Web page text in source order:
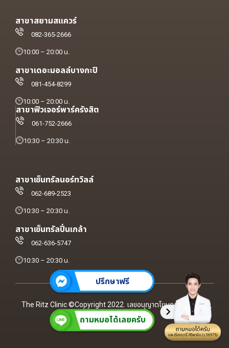
สาขาสยามสแควร์
082-365-2666
10:00 – 20:00 น.
สาขาเดอะมอลล์บางกะปิ
081-454-8299
10:00 – 20:00 น.
สาขาฟิวเจอร์พาร์ครังสิต
061-752-2666
10:30 – 20:30 น.
สาขาเซ็นทรัลนอร์ทวิลล์
062-689-2523
10:30 – 20:30 น.
สาขาเซ็นทรัลปิ่นเกล้า
062-636-5747
10:30 – 20:30 น.
The Ritz Clinic ©Copyright 2022. เลขอนุญาตโฆษณา ฆสพ.สบส
1827/2566
ปรึกษาฟรี
ถามหมอได้เลยครับ